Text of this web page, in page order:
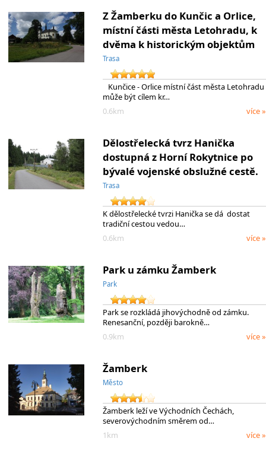
Z Žamberku do Kunčic a Orlice,
místní části města Letohradu, k
dvěma k historickým objektům
Trasa
Kunčice - Orlice místní část města Letohradu
může být cílem kr…
0.6km
více »
Dělostřelecká tvrz Hanička
dostupná z Horní Rokytnice po
bývalé vojenské obslužné cestě.
Trasa
K dělostřelecké tvrzi Hanička se dá dostat
tradiční cestou vedou…
0.6km
více »
Park u zámku Žamberk
Park
Park se rozkládá jihovýchodně od zámku.
Renesanční, později barokně…
0.9km
více »
Žamberk
Město
Žamberk leží ve Východních Čechách,
severovýchodním směrem od…
1km
více »